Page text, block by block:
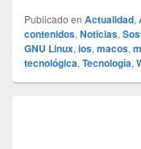
Publicado en Actualidad,
contenidos, Noticias,
GNU Linux, ios, macos,
tecnológica, Tecnología,